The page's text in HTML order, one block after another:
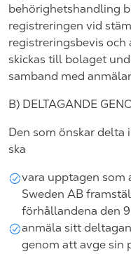
behörighetshandling
registreringen vid
registreringsbevis
skickas till bolaget
samband med
B) DELTAGANDE
Den som önskar
ska
vara upptagen som
Sweden AB
förhållandena den
anmäla sitt
genom att avge sin